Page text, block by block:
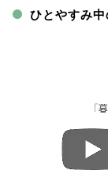
ひとやすみ中